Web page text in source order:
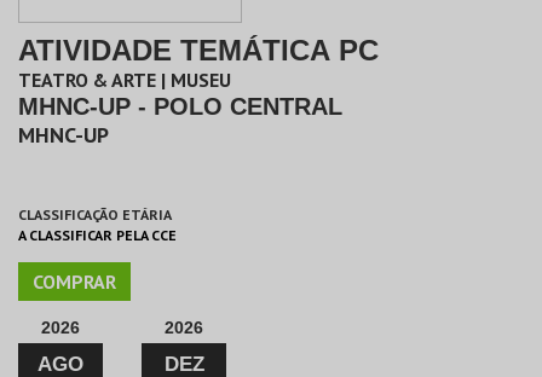
ATIVIDADE TEMÁTICA PC
TEATRO & ARTE | MUSEU
MHNC-UP - POLO CENTRAL
MHNC-UP
CLASSIFICAÇÃO ETÁRIA
A CLASSIFICAR PELA CCE
COMPRAR
2026
AGO
2026
DEZ